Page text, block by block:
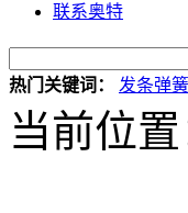
联系奥特
热门关键词： 发条弹簧
当前位置